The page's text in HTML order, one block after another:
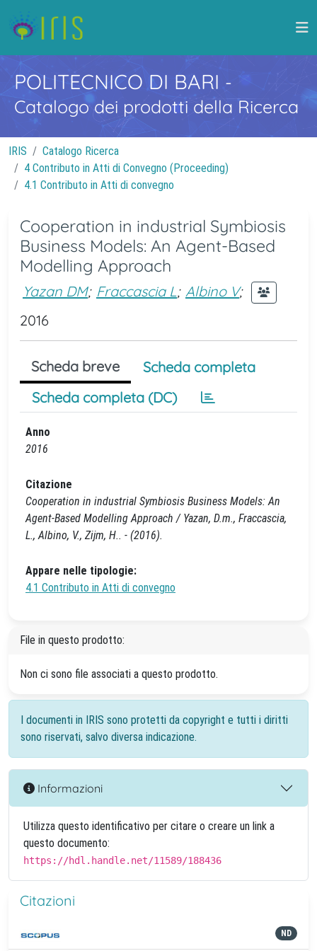
POLITECNICO DI BARI -
Catalogo dei prodotti della Ricerca
IRIS
Catalogo Ricerca
4 Contributo in Atti di Convegno (Proceeding)
4.1 Contributo in Atti di convegno
Cooperation in industrial Symbiosis
Business Models: An Agent-Based
Modelling Approach
Yazan DM; Fraccascia L; Albino V;
2016
Scheda breve
Scheda completa
Scheda completa (DC)
Anno
2016
Citazione
Cooperation in industrial Symbiosis Business Models: An
Agent-Based Modelling Approach / Yazan, D.m., Fraccascia,
L., Albino, V., Zijm, H.. - (2016).
Appare nelle tipologie:
4.1 Contributo in Atti di convegno
File in questo prodotto:
Non ci sono file associati a questo prodotto.
I documenti in IRIS sono protetti da copyright e tutti i diritti
sono riservati, salvo diversa indicazione.
Informazioni
Utilizza questo identificativo per citare o creare un link a
questo documento:
https://hdl.handle.net/11589/188436
Citazioni
ND